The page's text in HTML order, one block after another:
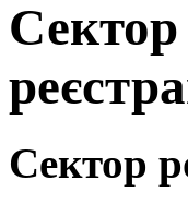
Сектор
Сектор